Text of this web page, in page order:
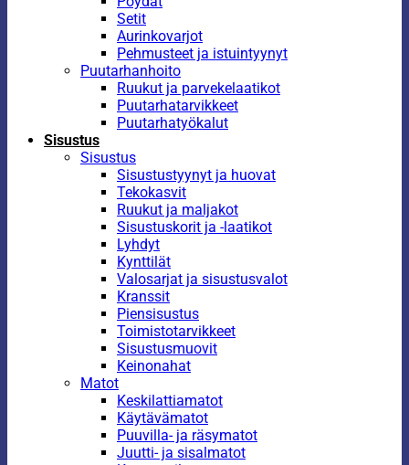
Setit
Aurinkovarjot
Pehmusteet ja istuintyynyt
Puutarhanhoito
Ruukut ja parvekelaatikot
Puutarhatarvikkeet
Puutarhatyökalut
Sisustus
Sisustus
Sisustustyynyt ja huovat
Tekokasvit
Ruukut ja maljakot
Sisustuskorit ja -laatikot
Lyhdyt
Kynttilät
Valosarjat ja sisustusvalot
Kranssit
Piensisustus
Toimistotarvikkeet
Sisustusmuovit
Keinonahat
Matot
Keskilattiamatot
Käytävämatot
Puuvilla- ja räsymatot
Juutti- ja sisalmatot